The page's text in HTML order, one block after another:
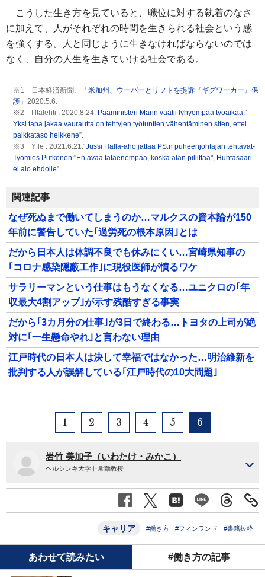
こうした生き方を見ていると、職位に対する執着のなさ
に加えて、人がそれぞれの時間を生きられる社会という感
を強くする。人と同じように生きなければならないのでは
なく、自分の人生を生きていける社会である。
※1 日本経済新聞、「 米加州、ウーバーとリフトを提訴『ギグワーカー』保
護 」2020.5.6.
※2 I ltalehti . 2020.8.24. Pääministeri Marin vaatii lyhyempää työaikaa:“
Yksi tapa jakaa vaurautta on tehtyjen työtuntien vähentäminen siten, ettei
palkkataso heikkene”.
※3 Y le . 2021.6.21.“Jussi Halla-aho jättää PS:n puheenjohtajan tehtävät-
Työmies Putkonen:"En avaa tätäenempää, koska alan pillittää", Huhtasaari
ei aio ehdolle”.
関連記事
なぜ死ぬまで働いてしまうのか…マルクスの資本論が150
年前に警告していた｢過労死の根本原因｣とは
だから日本人は体調不良でも休みにくい…宮崎県知事の
｢コロナ感染隠蔽工作｣に現役医師が憤るワケ
サラリーマンという仕事はもうなくなる…ユニクロの｢年
収最大4割アップ｣が示す残酷すぎる事実
だから｢3カ月分の仕事｣が3日で終わる…トヨタの上司が絶
対に｢一生懸命やれ｣と言わない理由
江戸時代の日本人は決して幸福ではなかった…明治維新を
批判する人が誤解している｢江戸時代の10大問題｣
1 2 3 4 5 6
岩竹 美加子（いわたけ・みかこ）
ヘルシンキ大学非常勤教授
キャリア #働き方 #フィンランド #書籍抜粋
あわせて読みたい #働き方の記事